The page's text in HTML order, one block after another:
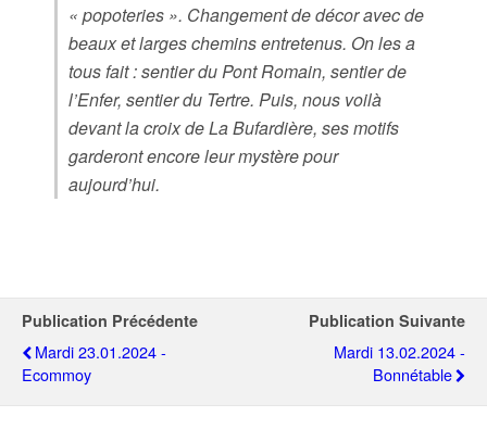
« popoteries ». Changement de décor avec de
beaux et larges chemins entretenus. On les a
tous fait : sentier du Pont Romain, sentier de
l’Enfer, sentier du Tertre. Puis, nous voilà
devant la croix de La Bufardière, ses motifs
garderont encore leur mystère pour
aujourd’hui.
Publication Précédente
Mardi 23.01.2024 -
Ecommoy
Publication Suivante
Mardi 13.02.2024 -
Bonnétable